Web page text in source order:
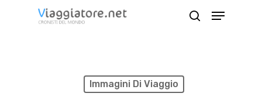
Menu
Immagini Di Viaggio